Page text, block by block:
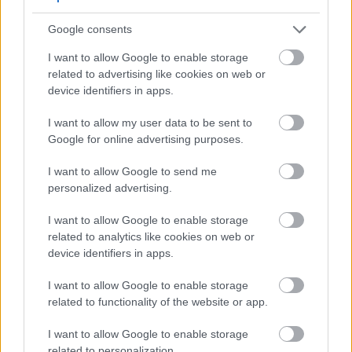
Google consents
I want to allow Google to enable storage
related to advertising like cookies on web or
device identifiers in apps.
I want to allow my user data to be sent to
Google for online advertising purposes.
I want to allow Google to send me
personalized advertising.
I want to allow Google to enable storage
related to analytics like cookies on web or
device identifiers in apps.
I want to allow Google to enable storage
related to functionality of the website or app.
I want to allow Google to enable storage
Kilala na ngayon ang kanela sa pagpapalakas ng
sensitibidad ng insulin. Mainam ito para sa mga
gustong kontrolin ang kanilang asukal sa dugo.
Ipinapakita ng mga pag-aaral na ang mga
compound ng kanela ay nakakatulong sa mas
para mapanatiling matatag ang asukal sa dugo at
dumadaloy ang enerhiya.
Para sa mga taong may insulin resistance, malaking
tulong ang cinnamon. Ito ay nauugnay sa metabolic
cinnamon sa mga pagkain ay maaaring mapalakas
ang metabolic health. Ginagawa itong isang
mahusay na kasangkapan para sa pamamahala ng
Maaaring mapahusay ng kanela ang pagsipsip
sensitivity ng insulin.